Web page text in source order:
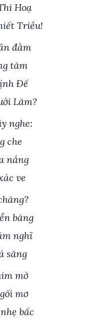
Hoạ
Triều!
đằm
tăm
Đế
Lăm?
nghe:
che
nắng
ve
băng
nghĩ
săng
mờ
mơ
bấc